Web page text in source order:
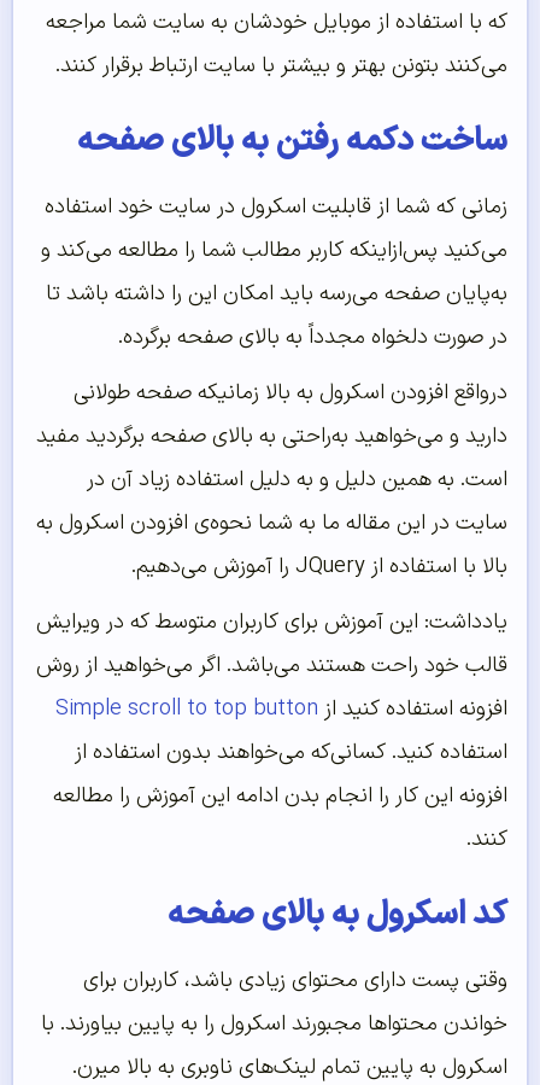
که با استفاده از موبایل خودشان به سایت شما مراجعه
می‌کنند بتونن بهتر و بیشتر با سایت ارتباط برقرار کنند.
ساخت دکمه رفتن به بالای صفحه
زمانی که شما از قابلیت اسکرول در سایت خود استفاده
می‌کنید پس‌ازاینکه کاربر مطالب شما را مطالعه می‌کند و
به‌پایان صفحه می‌رسه باید امکان این را داشته باشد تا
در صورت دلخواه مجدداً به بالای صفحه برگرده.
درواقع افزودن اسکرول به بالا زمانیکه صفحه طولانی
دارید و می‌خواهید به‌راحتی به بالای صفحه برگردید مفید
است. به همین دلیل و به دلیل استفاده زیاد آن در
سایت در این مقاله ما به شما نحوه‌ی افزودن اسکرول به
بالا با استفاده از JQuery را آموزش می‌دهیم.
یادداشت: این آموزش برای کاربران متوسط که در ویرایش
قالب خود راحت هستند می‌باشد. اگر می‌خواهید از روش
افزونه استفاده کنید از Simple scroll to top button
استفاده کنید. کسانی‌‌‌‌‌که می‌خواهند بدون استفاده از
افزونه این کار را انجام بدن ادامه این آموزش را مطالعه
کنند.
کد اسکرول به بالای صفحه
وقتی پست دارای محتوای زیادی باشد، کاربران برای
خواندن محتواها مجبورند اسکرول را به پایین بیاورند. با
اسکرول به پایین تمام لینک‌های ناوبری به بالا میرن.